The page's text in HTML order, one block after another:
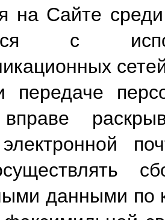
на Сайте
с
передаче
данными по